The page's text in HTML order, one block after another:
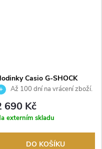
Casio G-SHOCK
5600TL-7ER
Až 100 dní na vrácení zboží.
prodejce.
690 Kč
externím skladu
DO KOŠÍKU